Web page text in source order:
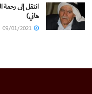
انتقل إلى
هاني)